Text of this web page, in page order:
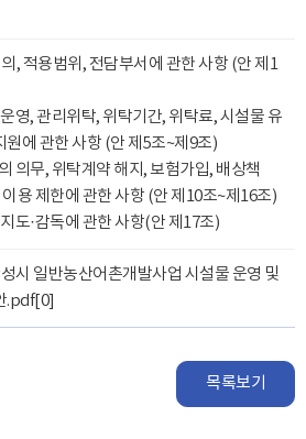
, 적용범위, 전담부서에 관한 사항 (안 제1
영, 관리위탁, 위탁기간, 위탁료, 시설물 유
원에 관한 사항 (안 제5조~제9조)
의무, 위탁계약 해지, 보험가입, 배상책
용 제한에 관한 사항 (안 제10조~제16조)
도·감독에 관한 사항(안 제17조)
시 일반농산어촌개발사업 시설물 운영 및
.pdf[0]
목록보기